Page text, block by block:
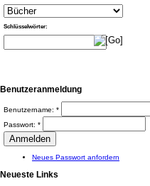
Schlüsselwörter:
Benutzeranmeldung
Benutzername: *
Passwort: *
Neues Passwort anfordern
Neueste Links